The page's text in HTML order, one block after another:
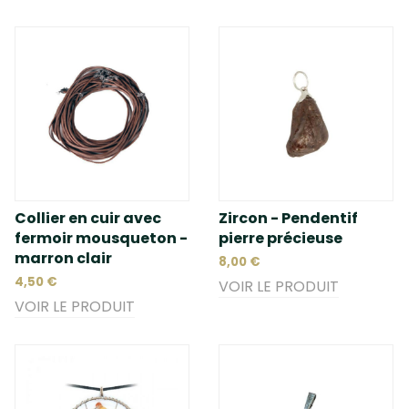
Collier en cuir avec
fermoir mousqueton -
marron clair
4,50 €
VOIR LE PRODUIT
Zircon - Pendentif
pierre précieuse
8,00 €
VOIR LE PRODUIT